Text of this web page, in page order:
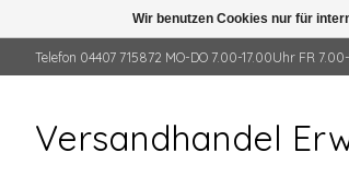
Telefon 04407 715872 MO-DO 7.00-17.00Uhr FR
Versandhandel
Wir benutzen Cookies nur für